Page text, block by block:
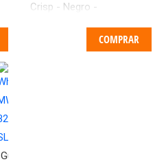
Crisp - Negro -
COMPRAR
Guardar